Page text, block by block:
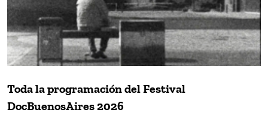
Toda la programación del Festival
DocBuenosAires 2026